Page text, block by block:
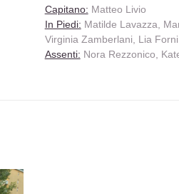
Capitano: Matteo Livio
In Piedi: Matilde Lavazza,
Virginia Zamberlani, Lia
Assenti: Nora Rezzonico,